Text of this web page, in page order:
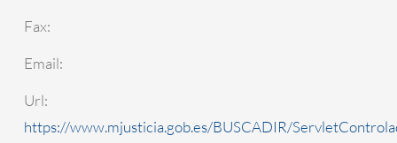
Fax:
Email:
Url:
https://www.mjusticia.gob.es/BUSCADIR/